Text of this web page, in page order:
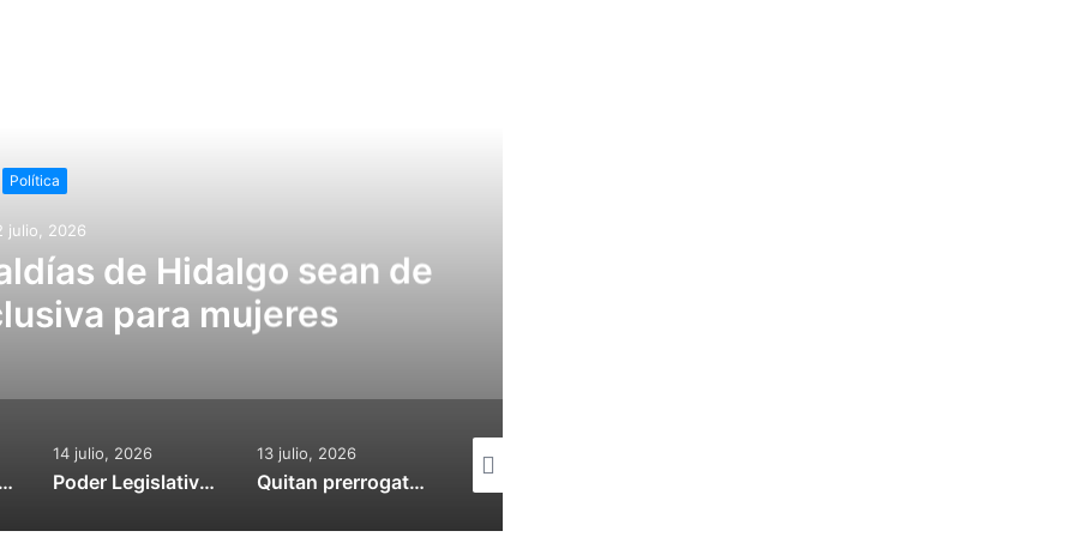
Política
julio, 2026
de Hidalgo sean de
para mujeres
Pierde Apan la oportunidad de albergar un Bachillerato Nacional “Margarita Maza”
14 julio, 2026
Poder Legislativo organizará el Parlamento de las Mujeres
13 julio, 2026
Quitan prerrogativas al PRI en Hidalgo para dar cumplimiento a laudo laboral
31 mayo, 2026